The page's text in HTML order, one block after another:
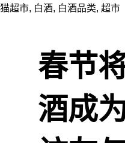
猫超市, 白酒, 白酒品类, 超市
春节
酒成